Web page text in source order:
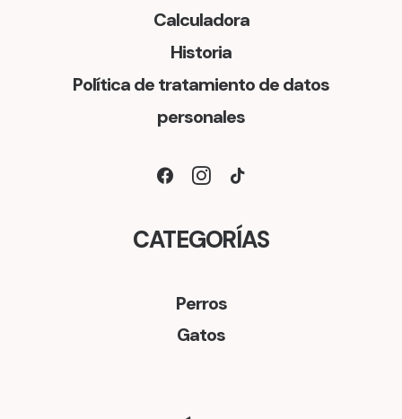
Calculadora
Historia
Política de tratamiento de datos
personales
CATEGORÍAS
Perros
Gatos